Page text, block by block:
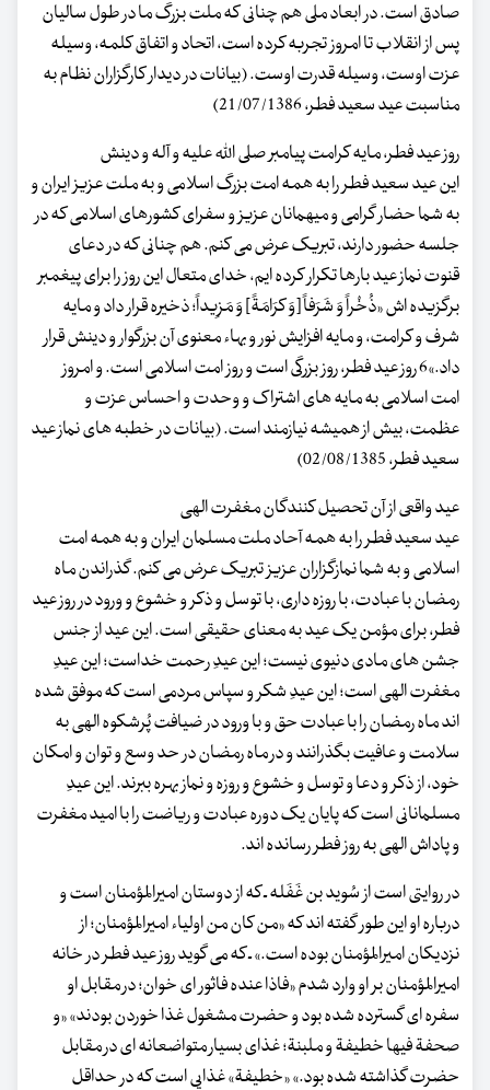
صادق است. در ابعاد ملی هم چنانی که ملت بزرگ ما در طول سالیان
پس از انقلاب تا امروز تجربه کرده است، اتحاد و اتفاق کلمه، وسیله
عزت اوست، وسیله قدرت اوست. (بیانات در دیدار کارگزاران نظام به
مناسبت عید سعید فطر، 21/07/1386)
روز عید فطر، مایه کرامت پیامبر صلی الله علیه و آله و دینش
این عید سعید فطر را به همه امت بزرگ اسلامی و به ملت عزیز ایران و
به شما حضار گرامی و میهمانان عزیز و سفرای کشورهای اسلامی که در
جلسه حضور دارند، تبریک عرض می کنم. هم چنانی که در دعای
قنوت نماز عید بارها تکرار کرده ایم، خدای متعال این روز را برای پیغمبر
برگزیده اش «ذُخْراً وَ شَرَفاً [وَ کرَامَةً] وَ مَزِیداً؛ ذخیره قرار داد و مایه
شرف و کرامت، و مایه افزایش نور و بهاء معنوی آن بزرگوار و دینش قرار
داد.»6 روز عید فطر، روز بزرگی است و روز امت اسلامی است. و امروز
امت اسلامی به مایه های اشتراک و وحدت و احساس عزت و
عظمت، بیش از همیشه نیازمند است. (بیانات در خطبه های نماز عید
سعید فطر، 02/08/1385)
عید واقعی از آن تحصیل کنندگان مغفرت الهی
عید سعید فطر را به همه آحاد ملت مسلمان ایران و به همه امت
اسلامی و به شما نمازگزاران عزیز تبریک عرض می کنم. گذراندن ماه
رمضان با عبادت، با روزه داری، با توسل و ذکر و خشوع و ورود در روز عید
فطر، برای مؤمن یک عید به معنای حقیقی است. این عید از جنس
جشن های مادی دنیوی نیست؛ این عیدِ رحمت خداست؛ این عیدِ
مغفرت الهی است؛ این عیدِ شکر و سپاس مردمی است که موفق شده
اند ماه رمضان را با عبادت حق و با ورود در ضیافت پُرشکوه الهی به
سلامت و عافیت بگذرانند و در ماه رمضان در حد وسع و توان و امکان
خود، از ذکر و دعا و توسل و خشوع و روزه و نماز بهره ببرند. این عیدِ
مسلمانانی است که پایان یک دوره عبادت و ریاضت را با امید مغفرت
و پاداش الهی به روز فطر رسانده اند.
در روایتی است از سُوید بن غَفَله ـ که از دوستان امیرالمؤمنان است و
درباره او این طور گفته اند که «من کان من اولیاء امیرالمؤمنان؛ از
نزدیکان امیرالمؤمنان بوده است.» ـ که می گوید روز عید فطر در خانه
امیرالمؤمنان بر او وارد شدم «فاذا عنده فاثور ای خوان؛ در مقابل او
سفره ای گسترده شده بود و حضرت مشغول غذا خوردن بودند» «و
صحفة فیها خطیفة و ملبنة؛ غذای بسیار متواضعانه ای در مقابل
حضرت گذاشته شده بود.» «خطیفة» غذایی است که در حداقل